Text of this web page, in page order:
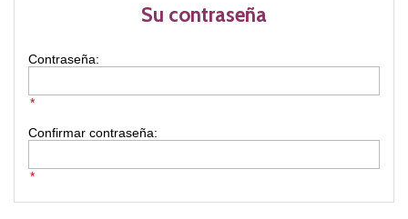
Su contraseña
Contraseña:
*
Confirmar contraseña:
*